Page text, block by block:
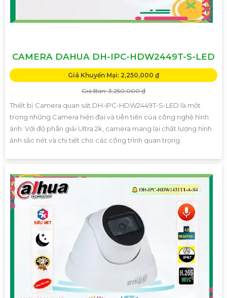
CAMERA DAHUA DH-IPC-HDW2449T-S-LED
Giá Khuyến Mại: 2,250,000 ₫
Giá Bán: 3,250,000 ₫
Thiết bị Camera quan sát DH-IPC-HDW2449T-S-LED là một
trong những Camera hiện đại và tiên tiến của công nghệ hình
ảnh. Với độ phân giải Ultra 2k, camera mang lại chất lượng hình
ảnh sắc nét và chi tiết cho các công trình quan trọng